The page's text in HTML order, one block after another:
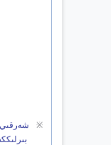
※
شەرقىي